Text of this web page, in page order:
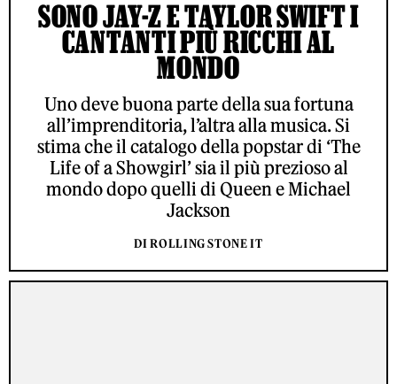
SONO JAY-Z E TAYLOR SWIFT I
CANTANTI PIÙ RICCHI AL
MONDO
Uno deve buona parte della sua fortuna
all’imprenditoria, l’altra alla musica. Si
stima che il catalogo della popstar di ‘The
Life of a Showgirl’ sia il più prezioso al
mondo dopo quelli di Queen e Michael
Jackson
DI ROLLING STONE IT